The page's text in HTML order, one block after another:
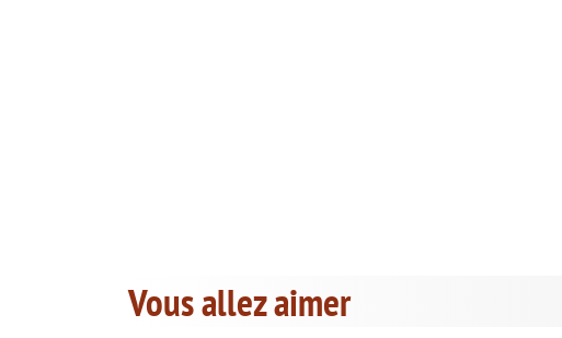
Vous allez aimer